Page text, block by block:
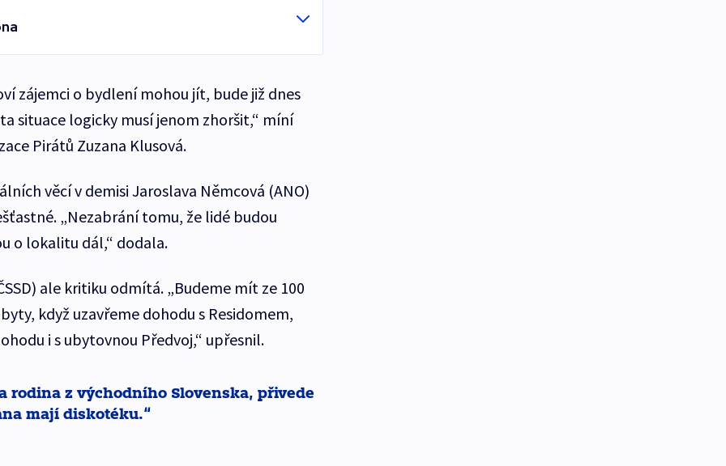
zájemci o bydlení mohou jít, bude již dnes
situace logicky musí jenom zhoršit,“ míní
Pirátů Zuzana Klusová.
věcí v demisi Jaroslava Němcová (ANO)
„Nezabrání tomu, že lidé budou
o lokalitu dál,“ dodala.
ale kritiku odmítá. „Budeme mít ze 100
když uzavřeme dohodu s Residomem,
i s ubytovnou Předvoj,“ upřesnil.
rodina z východního Slovenska, přivede
mají diskotéku.